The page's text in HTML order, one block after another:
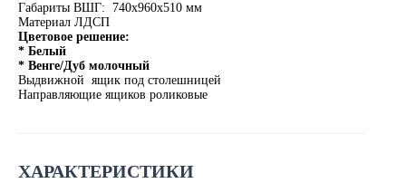
Габариты ВШГ: 740х960х510 мм
Материал ЛДСП
Цветовое решение:
* Белый
* Венге/Дуб молочный
Выдвижной ящик под столешницей
Направляющие ящиков роликовые
ХАРАКТЕРИСТИКИ